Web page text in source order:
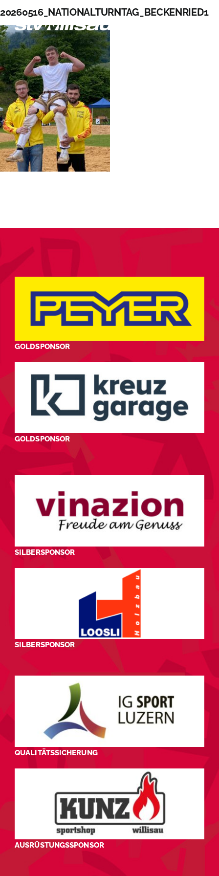
Inhalt
springen
20260516_NATIONALTURNTAG_BECKENRIED1
GOLDSPONSOR
GOLDSPONSOR
SILBERSPONSOR
SILBERSPONSOR
QUALITÄTSSICHERUNG
AUSRÜSTUNGSSPONSOR